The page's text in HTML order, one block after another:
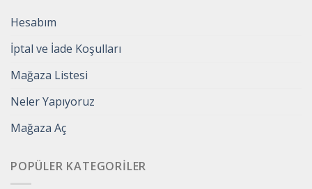
Hesabım
İptal ve İade Koşulları
Mağaza Listesi
Neler Yapıyoruz
Mağaza Aç
POPÜLER KATEGORILER